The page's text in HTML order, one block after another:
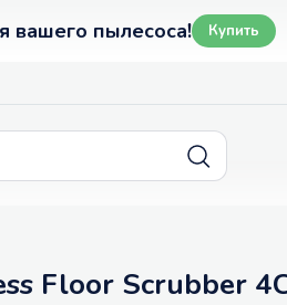
вашего пылесоса! Купить
Floor Scrubber